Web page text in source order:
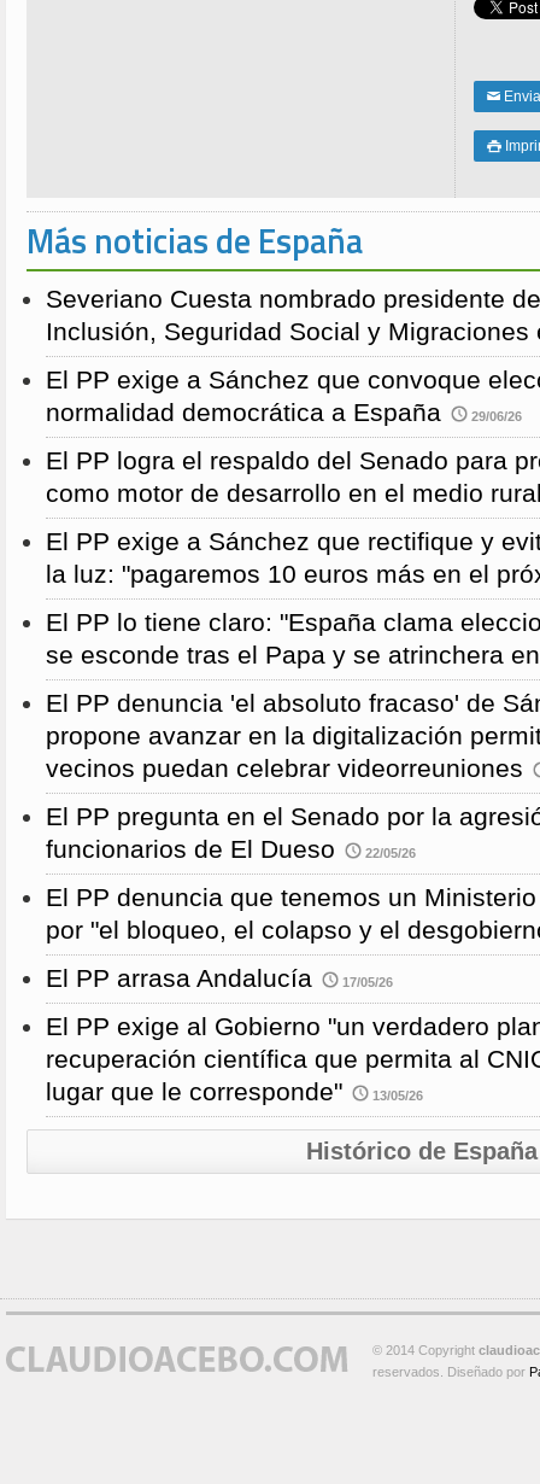
✉

Más noticias de España
Severiano Cuesta nombrado presidente
Inclusión, Seguridad Social y Migraciones
El PP exige a Sánchez que convoque
normalidad democrática a España
29/06/26
El PP logra el respaldo del Senado para
como motor de desarrollo en el medio
El PP exige a Sánchez que rectifique y
la luz: "pagaremos 10 euros más en el
El PP lo tiene claro: "España clama
se esconde tras el Papa y se atrinchera
El PP denuncia 'el absoluto fracaso' de
propone avanzar en la digitalización
vecinos puedan celebrar videorreuniones
El PP pregunta en el Senado por la
funcionarios de El Dueso
22/05/26
El PP denuncia que tenemos un
por "el bloqueo, el colapso y el
El PP arrasa Andalucía
17/05/26
El PP exige al Gobierno "un verdadero
recuperación científica que permita al
lugar que le corresponde"
13/05/26
Histórico de España
© 2014 Copyright
reservados. Diseñado por